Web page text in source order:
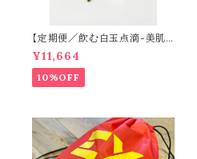
【定期便／飲む白玉点滴-美肌
目的の方-】CLEAR（60日分）
¥11,664
10%OFF